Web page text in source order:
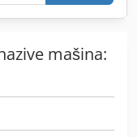
mašina: